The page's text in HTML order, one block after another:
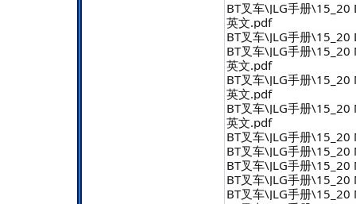
BT叉车\JLG手册\15_20
英文.pdf
BT叉车\JLG手册
BT叉车\JLG手册
英文.pdf
BT叉车\JLG手册
英文.pdf
BT叉车\JLG手册
英文.pdf
BT叉车\JLG手册
BT叉车\JLG手册
BT叉车\JLG手册
BT叉车\JLG手册
BT叉车\JLG手册